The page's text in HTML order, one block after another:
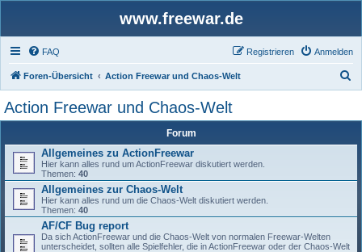
www.freewar.de
FAQ Anmelden
Registrieren
Foren-Übersicht Action Freewar und Chaos-Welt
Action Freewar und Chaos-Welt
Forum
Allgemeines zu ActionFreewar
Hier kann alles rund um ActionFreewar diskutiert werden.
Themen: 40
Allgemeines zur Chaos-Welt
Hier kann alles rund um die Chaos-Welt diskutiert werden.
Themen: 40
AF/CF Bug report
Da sich ActionFreewar und die Chaos-Welt von normalen Freewar-Welten
unterscheidet, sollten alle Spielfehler, die in ActionFreewar oder der Chaos-Welt